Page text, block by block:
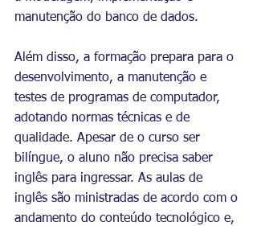
manutenção do banco de dados.
Além disso, a formação prepara para o
desenvolvimento, a manutenção e
testes de programas de computador,
adotando normas técnicas e de
qualidade. Apesar de o curso ser
bilíngue, o aluno não precisa saber
inglês para ingressar. As aulas de
inglês são ministradas de acordo com o
andamento do conteúdo tecnológico e,